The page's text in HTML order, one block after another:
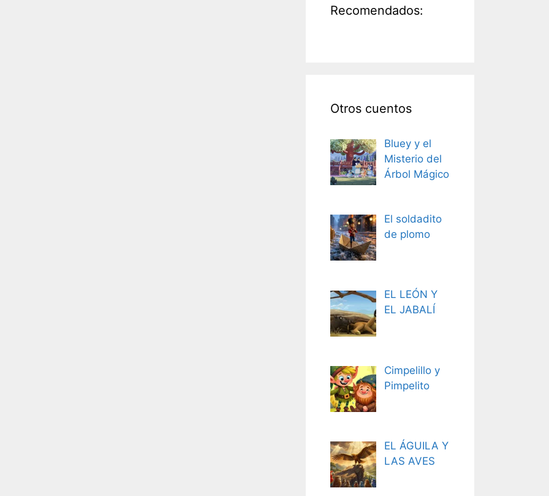
Recomendados:
Otros cuentos
Bluey y el
Misterio del
Árbol Mágico
El soldadito
de plomo
EL LEÓN Y
EL JABALÍ
Cimpelillo y
Pimpelito
EL ÁGUILA Y
LAS AVES